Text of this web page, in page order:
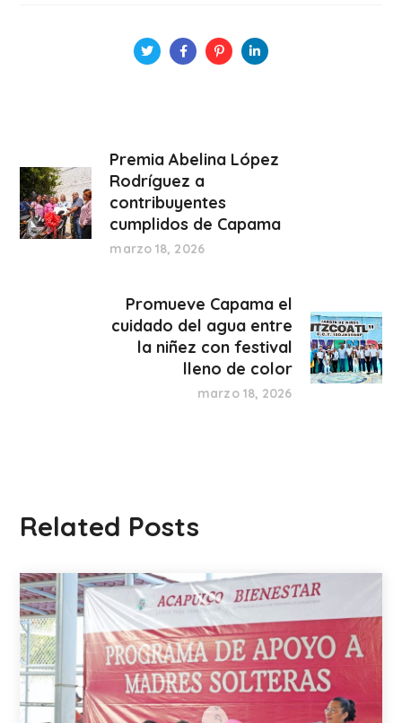
Premia Abelina López
Rodríguez a
contribuyentes
cumplidos de Capama
marzo 18, 2026
Promueve Capama el
cuidado del agua entre
la niñez con festival
lleno de color
marzo 18, 2026
Related Posts